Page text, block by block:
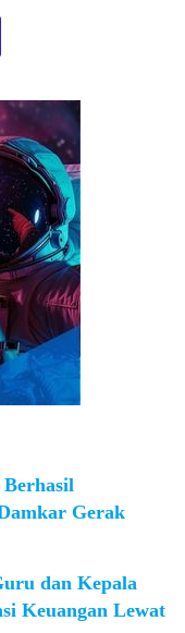
Gerak
dan Kepala
Keuangan Lewat